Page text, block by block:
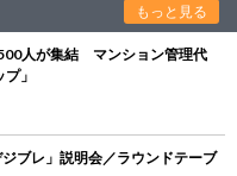
もっと見る
人が集結 マンション管理代
」
ブレ」説明会／ラウンドテーブ